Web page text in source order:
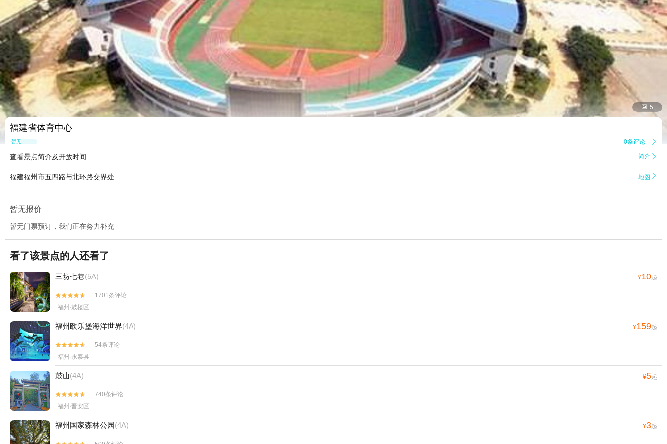
 5
福建省体育中心
暂无点评 0条评论 
查看景点简介及开放时间 简介 
福建福州市五四路与北环路交界处 地图 
暂无报价
暂无门票预订，我们正在努力补充
看了该景点的人还看了
三坊七巷(5A) ¥10起


1701条评论
福州·鼓楼区
福州欧乐堡海洋世界(4A) ¥159起


54条评论
福州·永泰县
鼓山(4A) ¥5起


740条评论
福州·晋安区
福州国家森林公园(4A) ¥3起